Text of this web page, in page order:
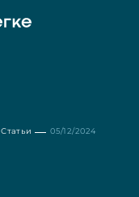
Статьи 05/12/2024